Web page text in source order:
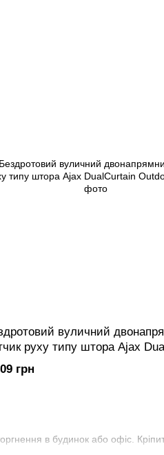
в будинок або офіс.
вуличний
руху типу штора Ajax
грн